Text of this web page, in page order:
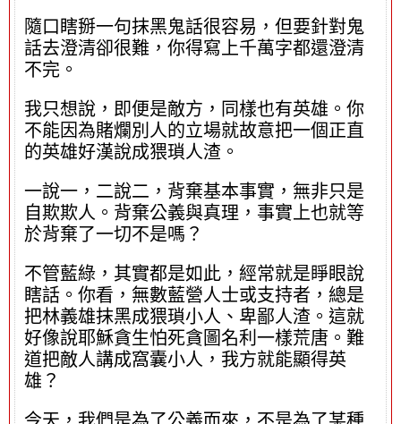
隨口瞎掰一句抹黑鬼話很容易，但要針對鬼
話去澄清卻很難，你得寫上千萬字都還澄清
不完。
我只想說，即便是敵方，同樣也有英雄。你
不能因為賭爛別人的立場就故意把一個正直
的英雄好漢說成猥瑣人渣。
一說一，二說二，背棄基本事實，無非只是
自欺欺人。背棄公義與真理，事實上也就等
於背棄了一切不是嗎？
不管藍綠，其實都是如此，經常就是睜眼說
瞎話。你看，無數藍營人士或支持者，總是
把林義雄抹黑成猥瑣小人、卑鄙人渣。這就
好像說耶穌貪生怕死貪圖名利一樣荒唐。難
道把敵人講成窩囊小人，我方就能顯得英
雄？
今天，我們是為了公義而來，不是為了某種